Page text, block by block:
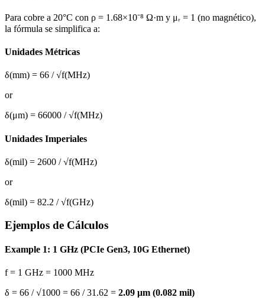
Para cobre a 20°C con ρ = 1.68×10⁻⁸ Ω·m y μᵣ = 1 (no magnético),
la fórmula se simplifica a:
Unidades Métricas
δ(mm) = 66 / √f(MHz)
or
δ(μm) = 66000 / √f(MHz)
Unidades Imperiales
δ(mil) = 2600 / √f(MHz)
or
δ(mil) = 82.2 / √f(GHz)
Ejemplos de Cálculos
Example 1: 1 GHz (PCIe Gen3, 10G Ethernet)
f = 1 GHz = 1000 MHz
δ = 66 / √1000 = 66 / 31.62 = 2.09 μm (0.082 mil)